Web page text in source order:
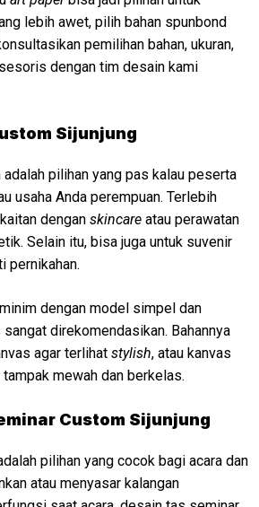
lebih awet, pilih bahan spunbond
pemilihan bahan, ukuran,
dengan tim desain kami
Sijunjung
pilihan yang pas kalau peserta
usaha Anda perempuan. Terlebih
dengan skincare atau perawatan
Selain itu, bisa juga untuk suvenir
pernikahan.
dengan model simpel dan
direkomendasikan. Bahannya
agar terlihat stylish, atau kanvas
mewah dan berkelas.
Custom Sijunjung
pilihan yang cocok bagi acara dan
atau menyasar kalangan